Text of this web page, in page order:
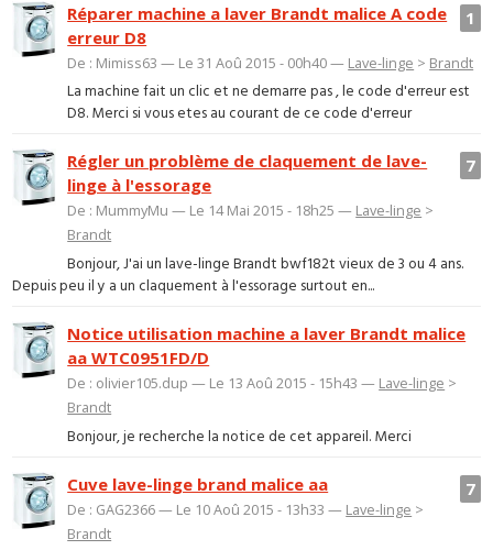
1
Réparer machine a laver Brandt malice A code
erreur D8
De : Mimiss63 — Le 31 Aoû 2015 - 00h40 — Lave-linge > Brandt
La machine fait un clic et ne demarre pas , le code d'erreur est
D8. Merci si vous etes au courant de ce code d'erreur
7
Régler un problème de claquement de lave-
linge à l'essorage
De : MummyMu — Le 14 Mai 2015 - 18h25 — Lave-linge >
Brandt
Bonjour, J'ai un lave-linge Brandt bwf182t vieux de 3 ou 4 ans.
Depuis peu il y a un claquement à l'essorage surtout en...
Notice utilisation machine a laver Brandt malice
aa WTC0951FD/D
De : olivier105.dup — Le 13 Aoû 2015 - 15h43 — Lave-linge >
Brandt
Bonjour, je recherche la notice de cet appareil. Merci
7
Cuve lave-linge brand malice aa
De : GAG2366 — Le 10 Aoû 2015 - 13h33 — Lave-linge >
Brandt